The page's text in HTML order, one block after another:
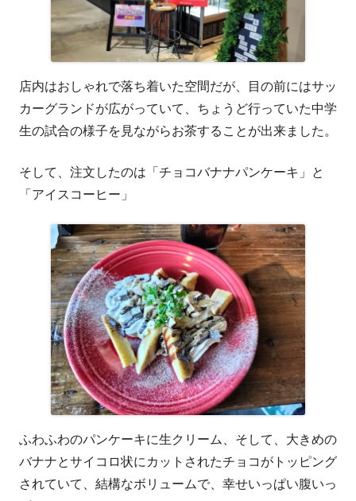
ま
す
き
ま
す
店内はおしゃれで落ち着いた空間だが、目の前にはサッ
カーグランドが広がっていて、ちょうど行っていた中学
生の試合の様子を見ながらお茶することが出来ました。
そして、注文したのは「チョコバナナパンケーキ」と
「アイスコーヒー」
ふわふわのパンケーキに生クリーム、そして、大きめの
バナナとサイコロ状にカットされたチョコがトッピング
されていて、結構なボリュームで、幸せいっぱい腹いっ